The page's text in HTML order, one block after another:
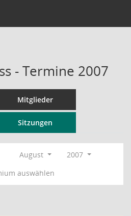
- Termine 2007
Mitglieder
Sitzungen
August
2007
auswählen